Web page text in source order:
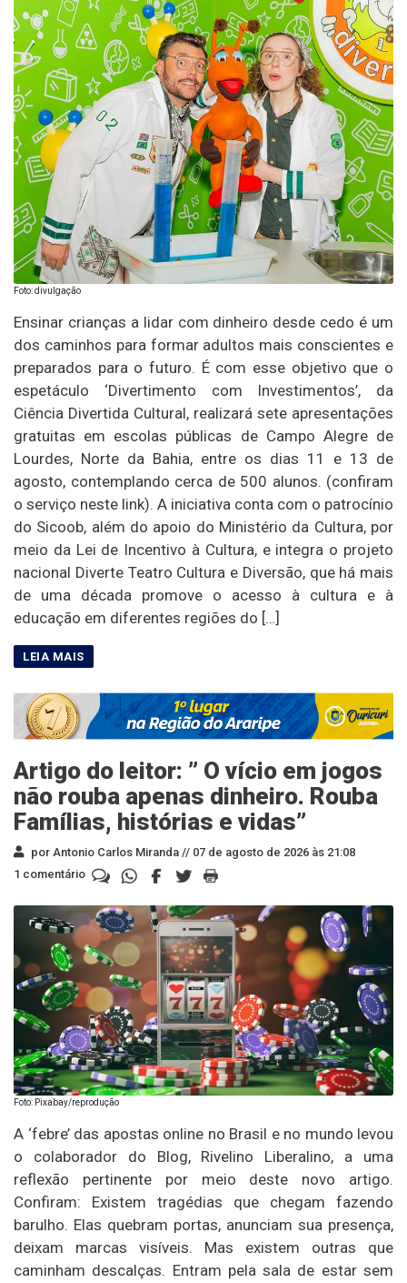
Foto: divulgação
Ensinar crianças a lidar com dinheiro desde cedo é um
dos caminhos para formar adultos mais conscientes e
preparados para o futuro. É com esse objetivo que o
espetáculo ‘Divertimento com Investimentos’, da
Ciência Divertida Cultural, realizará sete apresentações
gratuitas em escolas públicas de Campo Alegre de
Lourdes, Norte da Bahia, entre os dias 11 e 13 de
agosto, contemplando cerca de 500 alunos. (confiram
o serviço neste link). A iniciativa conta com o patrocínio
do Sicoob, além do apoio do Ministério da Cultura, por
meio da Lei de Incentivo à Cultura, e integra o projeto
nacional Diverte Teatro Cultura e Diversão, que há mais
de uma década promove o acesso à cultura e à
educação em diferentes regiões do […]
Artigo do leitor: ” O vício em jogos
não rouba apenas dinheiro. Rouba
Famílias, histórias e vidas”
por Antonio Carlos Miranda // 07 de agosto de 2026 às 21:08
1 comentário
Foto: Pixabay/reprodução
A ‘febre’ das apostas online no Brasil e no mundo levou
o colaborador do Blog, Rivelino Liberalino, a uma
reflexão pertinente por meio deste novo artigo.
Confiram: Existem tragédias que chegam fazendo
barulho. Elas quebram portas, anunciam sua presença,
deixam marcas visíveis. Mas existem outras que
caminham descalças. Entram pela sala de estar sem